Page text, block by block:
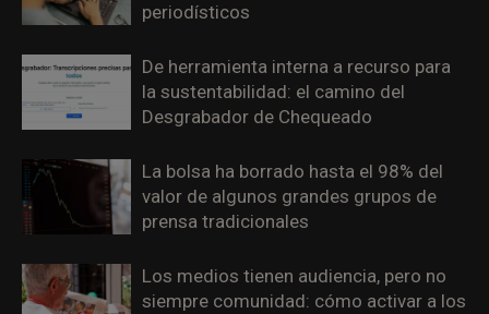
periodísticos
De herramienta interna a recurso para
la sustentabilidad: el camino del
Desgrabador de Chequeado
La bolsa ha borrado hasta el 98% del
valor de algunos grandes grupos de
prensa tradicionales
Los medios tienen audiencia, pero no
siempre comunidad: cómo activar a los